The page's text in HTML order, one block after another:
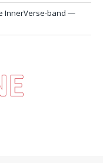
InnerVerse-band —